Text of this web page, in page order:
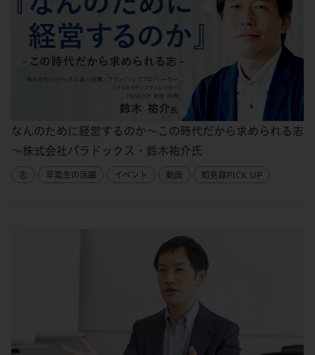
なんのために経営するのか～この時代だから求められる志
～株式会社パラドックス・鈴木祐介氏
志 卒業生の活躍 イベント 動画 知見録PICK UP